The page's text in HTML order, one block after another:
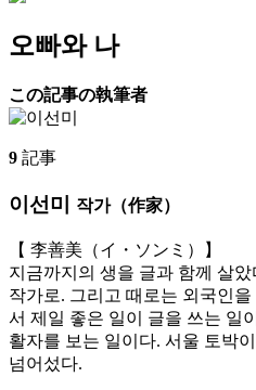
오빠와 나
この記事の執筆者
9 記事
이선미 작가（作家）
【 李善美（イ・ソンミ）】
지금까지의 생을 글과 함께 살
작가로. 그리고 때로는 외국인
서 제일 좋은 일이 글을 쓰는 일
활자를 보는 일이다. 서울 토박
넘어섰다.